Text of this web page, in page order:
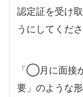
認定証を受け
うにしてくださ
「◯月に面接
要」のような